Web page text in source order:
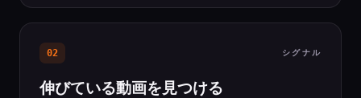
02 シグナル
伸びている動画を見つける